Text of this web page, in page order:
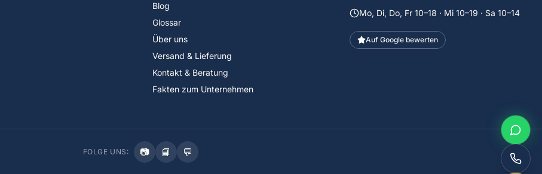
Blog
Glossar
Über uns
Versand & Lieferung
Kontakt & Beratung
Fakten zum Unternehmen
Mo, Di, Do, Fr 10–18 · Mi 10–19 · Sa 10–14
Auf Google bewerten
FOLGE UNS: 📷 📘 💬